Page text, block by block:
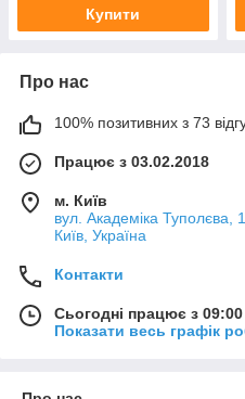
Купити
Про нас
100% позитивних з 73
Працює з 03.02.2018
м. Київ
вул. Академіка Туполєва,
Київ, Україна
Контакти
Сьогодні працює з
Показати весь графік